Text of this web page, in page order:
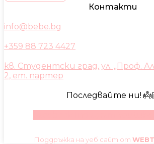
Контакти
info@bebe.bg
+359 88 723 4427
кв. Студентски град, ул. „Проф.
2, ет. партер
Последвайте ни!
Поддръжка на уеб сайт от